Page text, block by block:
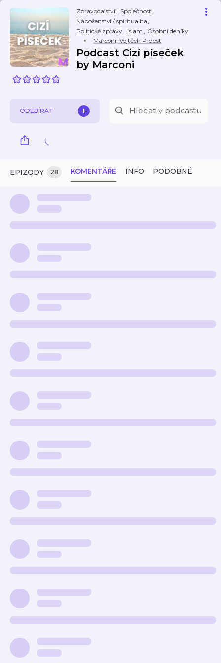
Zpravodajství, Společnost ,
Náboženství / spiritualita ,
Politické zprávy, Islam , Osobní deníky
Marconi, Vojtěch Probst
Podcast Cizí píseček
by Marconi
ODEBÍRAT
EPIZODY 28 KOMENTÁŘE INFO PODOBNÉ